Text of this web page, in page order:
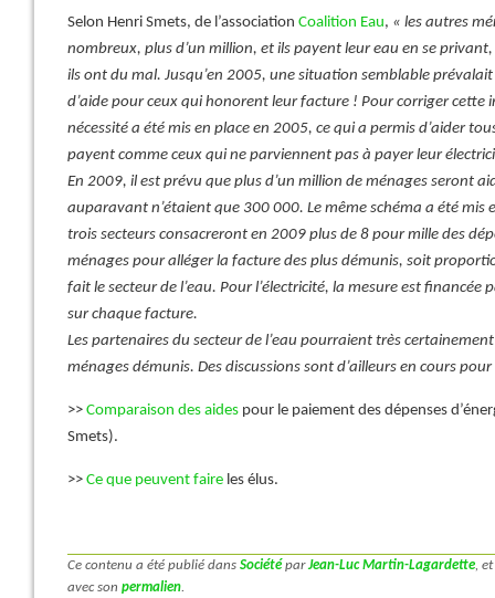
Selon Henri Smets, de l’association Coalition Eau, « les autres
nombreux, plus d’un million, et ils payent leur eau en se
ils ont du mal. Jusqu’en 2005, une situation semblable prévalait
d’aide pour ceux qui honorent leur facture ! Pour corriger cette
nécessité a été mis en place en 2005, ce qui a permis d’aider
payent comme ceux qui ne parviennent pas à payer leur
En 2009, il est prévu que plus d’un million de ménages seront
auparavant n’étaient que 300 000. Le même schéma a été mis
trois secteurs consacreront en 2009 plus de 8 pour mille des
ménages pour alléger la facture des plus démunis, soit
fait le secteur de l’eau. Pour l’électricité, la mesure est financée
sur chaque facture.
Les partenaires du secteur de l’eau pourraient très
ménages démunis. Des discussions sont d’ailleurs en cours
>> Comparaison des aides pour le paiement des dépenses
Smets).
>> Ce que peuvent faire les élus.
Ce contenu a été publié dans Société parJean-Luc Martin-Lagardette,
avec son permalien.